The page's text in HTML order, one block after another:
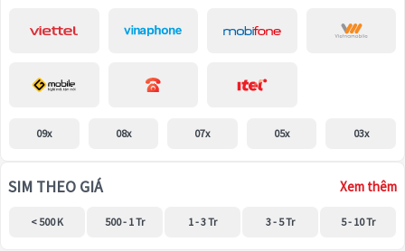
09x 08x 07x 05x 03x
SIM THEO GIÁ Xem thêm
< 500 K 500 - 1 Tr 1 - 3 Tr 3 - 5 Tr 5 - 10 Tr